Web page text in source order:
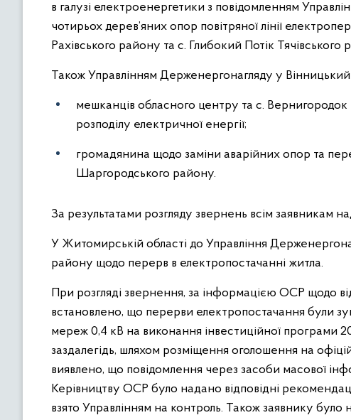
в галузі електроенергетики з повідомленням
чотирьох дерев’яних опор повітряної лінії
Рахівського району та с. Глибокий Потік Тячівського
Також Управлінням Держенергонагляду у
мешканців обласного центру та с.
розподілу електричної енергії;
громадянина щодо заміни аварійних опор та
Шаргородського району.
За результатами розгляду звернень всім заявникам
У Житомирській області до Управління
району щодо перерв в електропостачанні житла.
При розгляді звернення, за інформацією ОСР щодо
встановлено, що перерви електропостачання були
мереж 0,4 кВ на виконання інвестиційної програми
заздалегідь, шляхом розміщення оголошення на
виявлено, що повідомлення через засоби масової
Керівництву ОСР було надано відповідні
взято Управлінням на контроль. Також заявнику